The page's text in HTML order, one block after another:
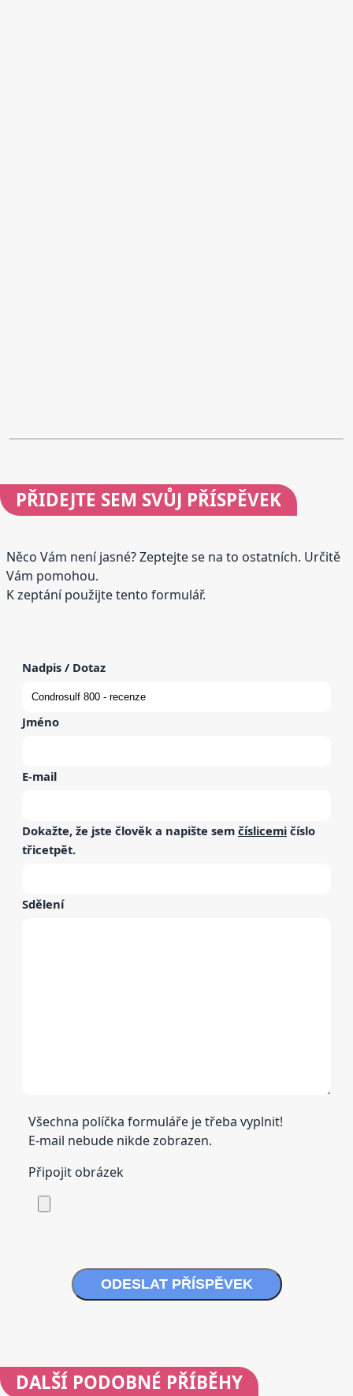
PŘIDEJTE SEM SVŮJ PŘÍSPĚVEK
Něco Vám není jasné? Zeptejte se na to ostatních. Určitě
Vám pomohou.
K zeptání použijte tento formulář.
Nadpis / Dotaz
Jméno
E-mail
Dokažte, že jste člověk a napište sem číslicemi číslo
třicetpět.
Sdělení
Všechna políčka formuláře je třeba vyplnit!
E-mail nebude nikde zobrazen.
Připojit obrázek
ODESLAT PŘÍSPĚVEK
DALŠÍ PODOBNÉ PŘÍBĚHY